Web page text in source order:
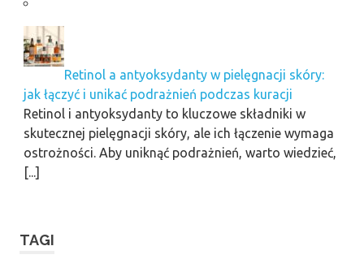
Retinol a antyoksydanty w pielęgnacji skóry:
jak łączyć i unikać podrażnień podczas kuracji
Retinol i antyoksydanty to kluczowe składniki w
skutecznej pielęgnacji skóry, ale ich łączenie wymaga
ostrożności. Aby uniknąć podrażnień, warto wiedzieć,
[...]
TAGI